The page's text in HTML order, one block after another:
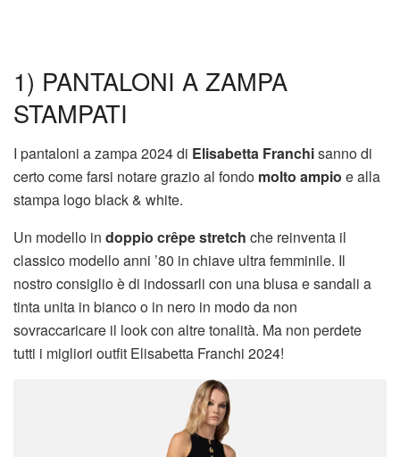
1) PANTALONI A ZAMPA
STAMPATI
I pantaloni a zampa 2024 di Elisabetta Franchisanno di
certo come farsi notare grazio al fondo molto ampio e alla
stampa logo black & white.
Un modello in doppio crêpe stretch che reinventa il
classico modello anni ’80 in chiave ultra femminile. Il
nostro consiglio è di indossarli con una blusa e sandali a
tinta unita in bianco o in nero in modo da non
sovraccaricare il look con altre tonalità. Ma non perdete
tutti i migliori outfit Elisabetta Franchi 2024!